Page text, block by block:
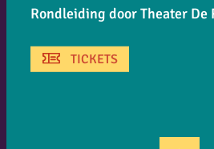
Rondleiding door Theater De
TICKETS